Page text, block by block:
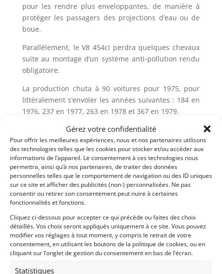
Gérez votre confidentialité
Pour offrir les meilleures expériences, nous et nos partenaires utilisons
des technologies telles que les cookies pour stocker et/ou accéder aux
informations de l’appareil. Le consentement à ces technologies nous
permettra, ainsi qu’à nos partenaires, de traiter des données
personnelles telles que le comportement de navigation ou des ID uniques
sur ce site et afficher des publicités (non-) personnalisées. Ne pas
consentir ou retirer son consentement peut nuire à certaines
fonctionnalités et fonctions.
Cliquez ci-dessous pour accepter ce qui précède ou faites des choix
détaillés. Vos choix seront appliqués uniquement à ce site. Vous pouvez
modifier vos réglages à tout moment, y compris le retrait de votre
consentement, en utilisant les boutons de la politique de cookies, ou en
cliquant sur l’onglet de gestion du consentement en bas de l’écran.
Statistiques
pour les rendre plus enveloppantes, de manière à
protéger les passagers des projections d’eau ou de
boue.
Parallèlement, le V8 454ci perdra quelques chevaux
suite au montage d’un système anti-pollution rendu
obligatoire.
La production chuta à 90 voitures pour 1975, pour
littéralement s’envoler les années suivantes : 184 en
1976, 237 en 1977, 263 en 1978 et 367 en 1979.
Demandez une expertise de ce modèle
Partager cette annonce